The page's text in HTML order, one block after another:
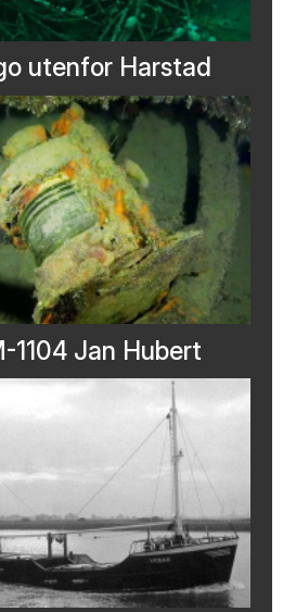
utenfor Harstad
1104 Jan Hubert